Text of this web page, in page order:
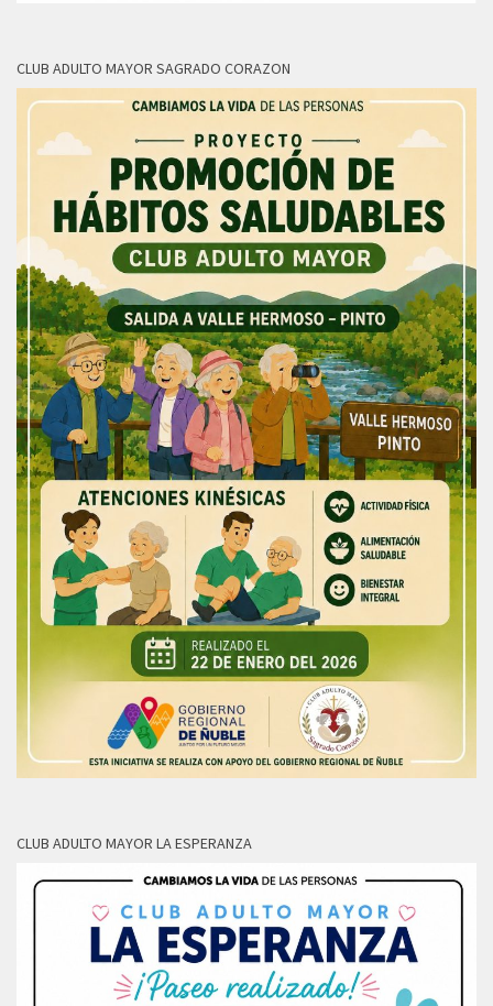
CLUB ADULTO MAYOR SAGRADO CORAZON
CLUB ADULTO MAYOR LA ESPERANZA